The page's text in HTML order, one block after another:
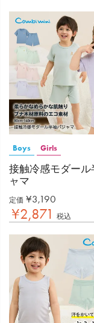
Boys Girls
接触冷感モダール
ャマ
定価 ¥3,190
¥2,871 税込